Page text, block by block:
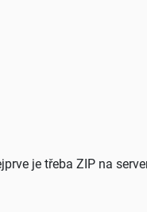
je třeba ZIP na